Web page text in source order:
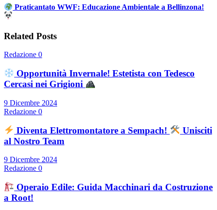
Praticantato WWF: Educazione Ambientale a Bellinzona!
Related Posts
Redazione 0
Opportunità Invernale! Estetista con Tedesco
Cercasi nei Grigioni
9 Dicembre 2024
Redazione 0
Diventa Elettromontatore a Sempach!
Unisciti
al Nostro Team
9 Dicembre 2024
Redazione 0
Operaio Edile: Guida Macchinari da Costruzione
a Root!